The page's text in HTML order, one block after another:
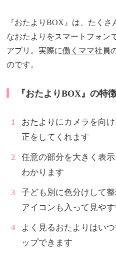
『おたよりBOX』は、たく
なおたよりをスマートフォン
アプリ。実際に働くママ社員
のです。
『おたよりBOX』の特
おたよりにカメラを向
正をしてくれます
任意の部分を大きく表
わかります
子ども別に色分けして
アイコンも入って見や
よく見るおたよりはい
ップできます